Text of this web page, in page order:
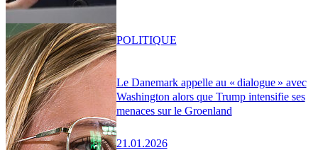
Le Danemark appelle au « dialogue » avec
Washington alors que Trump intensifie ses
menaces sur le Groenland
21.01.2026
POLITIQUE